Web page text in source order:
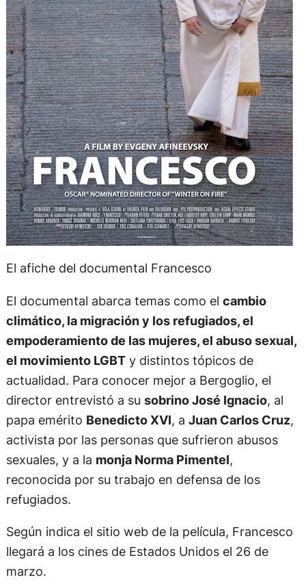
El afiche del documental Francesco
El documental abarca temas como el cambio
climático, la migración y los refugiados, el
empoderamiento de las mujeres, el abuso sexual,
el movimiento LGBTy distintos tópicos de
actualidad. Para conocer mejor a Bergoglio, el
director entrevistó a su sobrino José Ignacio, al
papa emérito Benedicto XVI, a Juan Carlos Cruz,
activista por las personas que sufrieron abusos
sexuales, y a la monja Norma Pimentel,
reconocida por su trabajo en defensa de los
refugiados.
Según indica el sitio web de la película, Francesco
llegará a los cines de Estados Unidos el 26 de
marzo.